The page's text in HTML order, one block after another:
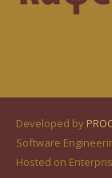
Developed by
Software
Hosted on